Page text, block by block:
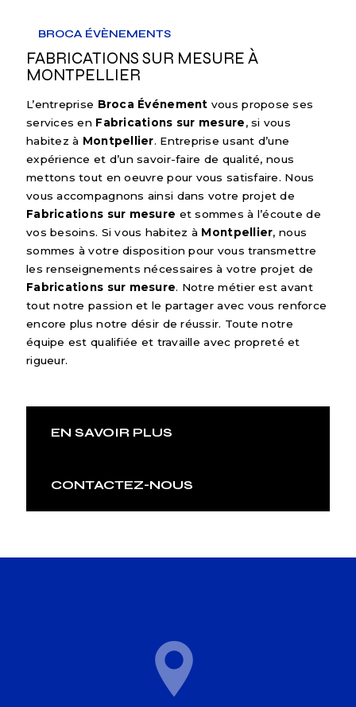
BROCA ÉVÈNEMENTS
FABRICATIONS SUR MESURE À
MONTPELLIER
L’entreprise Broca Événement vous propose ses
services en Fabrications sur mesure, si vous
habitez à Montpellier. Entreprise usant d’une
expérience et d’un savoir-faire de qualité, nous
mettons tout en oeuvre pour vous satisfaire. Nous
vous accompagnons ainsi dans votre projet de
Fabrications sur mesure et sommes à l’écoute de
vos besoins. Si vous habitez à Montpellier, nous
sommes à votre disposition pour vous transmettre
les renseignements nécessaires à votre projet de
Fabrications sur mesure. Notre métier est avant
tout notre passion et le partager avec vous renforce
encore plus notre désir de réussir. Toute notre
équipe est qualifiée et travaille avec propreté et
rigueur.
EN SAVOIR PLUS
CONTACTEZ-NOUS